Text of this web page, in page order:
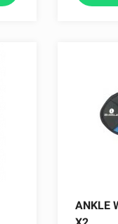
ANKLE